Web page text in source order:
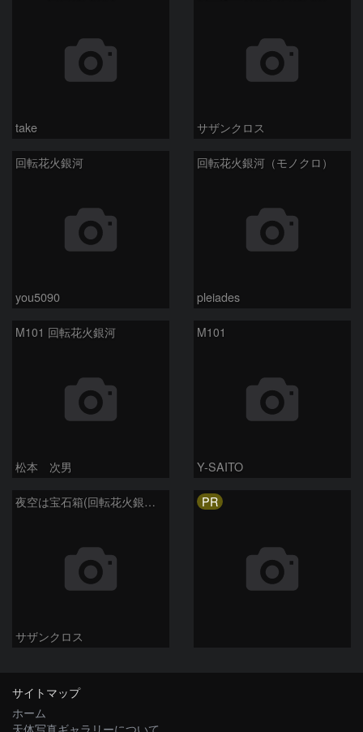
take サザンクロス
回転花火銀河
you5090
回転花火銀河（モノクロ）
pleiades
M101 回転花火銀河
松本 次男
M101
Y-SAITO
夜空は宝石箱(回転花火銀河 M101) Seestar50
サザンクロス
PR
サイトマップ
ホーム
天体写真ギャラリーについて